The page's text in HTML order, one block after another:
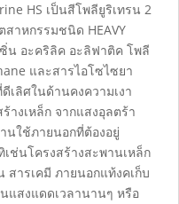
HS เป็นสีโพลียูริเทรน 2
าหกรรมชนิด HEAVY
ซิ่น อะคริลิค อะลิฟาติค โพลี
และสารไอโซไซยา
ลิศในด้านคงความเงา
างเหล็ก จากแสงอุลตร้า
นใช้ภายนอกที่ต้องอยู่
ช่นโครงสร้างสะพานเหล็ก
สารเคมี ภายนอกแท้งคเก็บ
แสงแดดเวลานานๆ หรือ